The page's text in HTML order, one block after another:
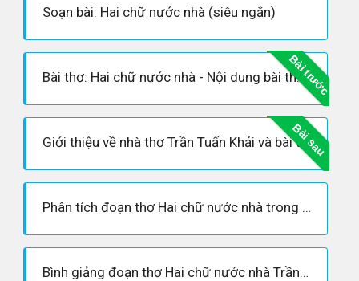
Soạn bài: Hai chữ nước nhà (siêu ngắn)
Bài trước
Bài thơ: Hai chữ nước nhà - Nội dung bài thơ, Hoàn cảnh sáng tác, Dàn ý phân tích tác phẩm
Bài sau
Giới thiệu về nhà thơ Trần Tuấn Khải và bài thơ Hai chữ nước nhà
Phân tích đoạn thơ Hai chữ nước nhà trong bài thơ của Trần Tuấn Khải
Bình giảng đoạn thơ Hai chữ nước nhà Trần Tuấn Khải